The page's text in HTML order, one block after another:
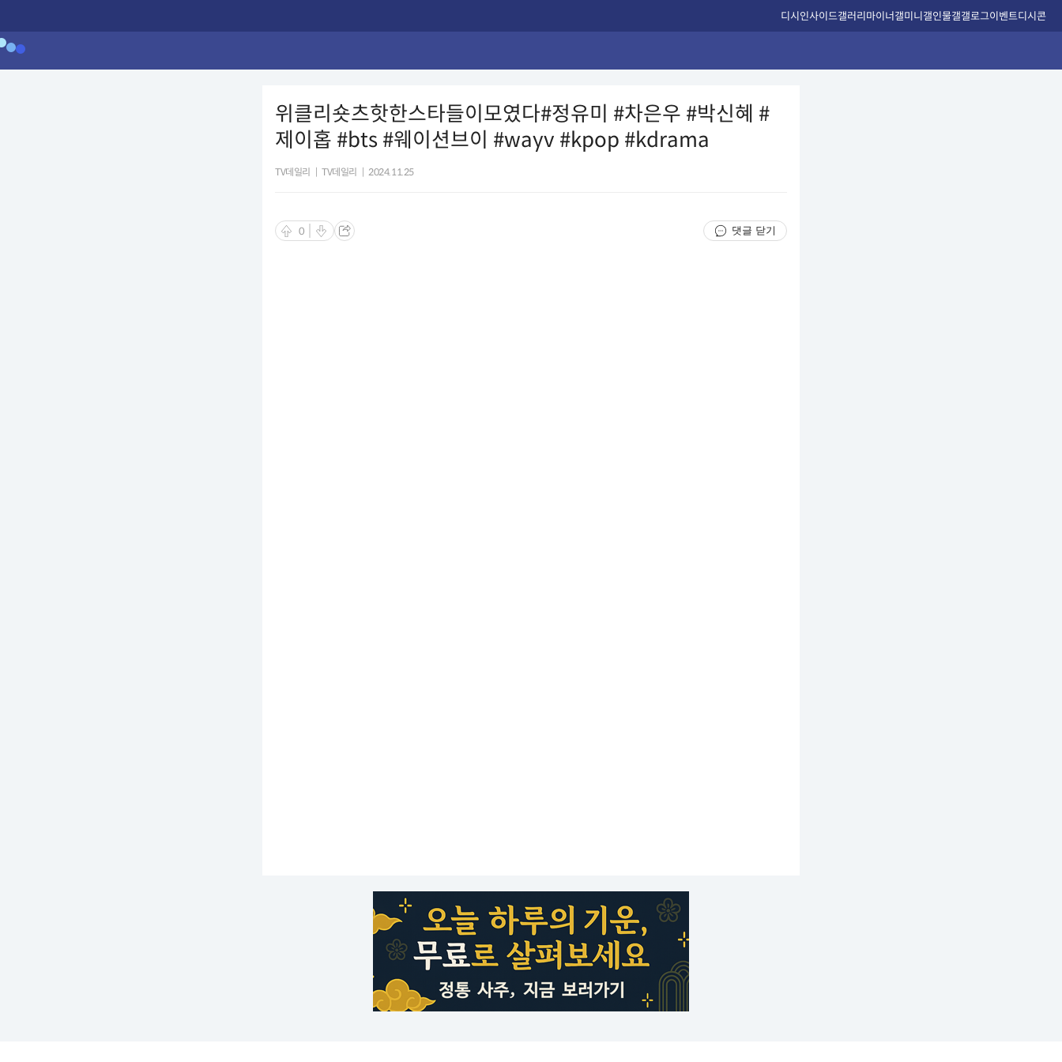
디시인사이드갤러리마이너갤미니갤인물갤갤로그이벤트디시콘
위클리숏츠핫한스타들이모였다#정유미 #차은우 #박신혜 #
제이홉 #bts #웨이션브이 #wayv #kpop #kdrama
TV데일리 TV데일리 2024.11.25
0 댓글 닫기